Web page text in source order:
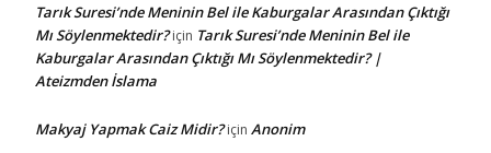
Tarık Suresi’nde Meninin Bel ile Kaburgalar Arasından Çıktığı
Mı Söylenmektedir?için Tarık Suresi’nde Meninin Bel ile
Kaburgalar Arasından Çıktığı Mı Söylenmektedir? |
Ateizmden İslama
Makyaj Yapmak Caiz Midir?için Anonim